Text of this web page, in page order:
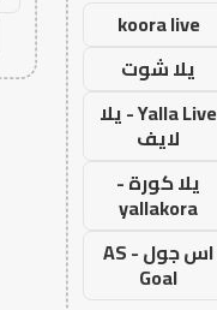
koora live
يلا شوت
Yalla Live - يلا
لايف
يلا كورة -
yallakora
اس جول - AS
Goal